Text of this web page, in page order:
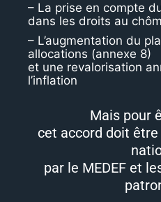
– La prise en compte
dans les droits au
– L’augmentation du
allocations (annexe 8)
et une revalorisation
l’inflation
Mais pour
cet accord doit
par le MEDEF et